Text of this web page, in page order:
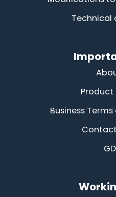
Technical
Business